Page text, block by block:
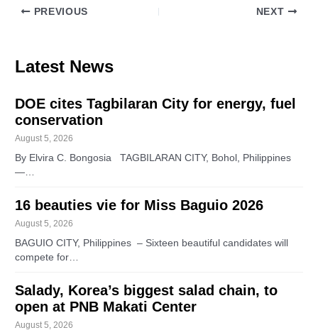
PREVIOUS NEXT
Latest News
DOE cites Tagbilaran City for energy, fuel
conservation
August 5, 2026
By Elvira C. Bongosia TAGBILARAN CITY, Bohol, Philippines
—…
16 beauties vie for Miss Baguio 2026
August 5, 2026
BAGUIO CITY, Philippines – Sixteen beautiful candidates will
compete for…
Salady, Korea’s biggest salad chain, to
open at PNB Makati Center
August 5, 2026